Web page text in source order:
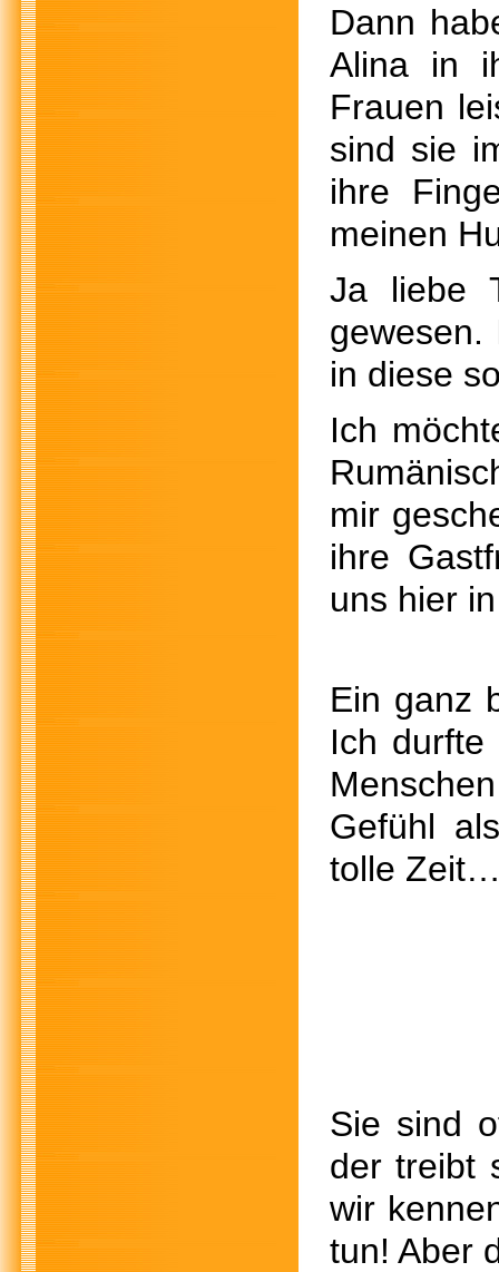
Dann
Alina in
Frauen
sind sie
ihre
meinen
Ja liebe
gewesen.
in diese
Ich
mir
ihre
uns hier
Ein ganz
Ich
Gefühl
tolle
Sie sind
der treibt
wir
tun! Aber